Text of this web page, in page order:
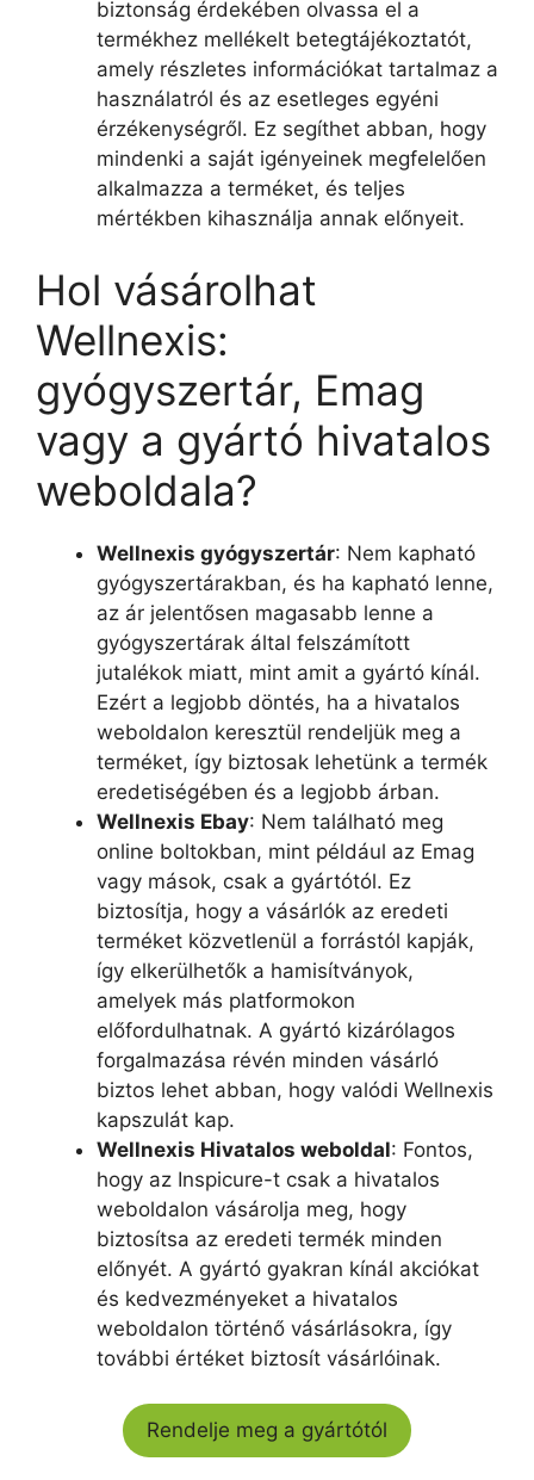
biztonság érdekében olvassa el a
termékhez mellékelt betegtájékoztatót,
amely részletes információkat tartalmaz a
használatról és az esetleges egyéni
érzékenységről. Ez segíthet abban, hogy
mindenki a saját igényeinek megfelelően
alkalmazza a terméket, és teljes
mértékben kihasználja annak előnyeit.
Hol vásárolhat
Wellnexis:
gyógyszertár, Emag
vagy a gyártó hivatalos
weboldala?
Wellnexis gyógyszertár: Nem kapható
gyógyszertárakban, és ha kapható lenne,
az ár jelentősen magasabb lenne a
gyógyszertárak által felszámított
jutalékok miatt, mint amit a gyártó kínál.
Ezért a legjobb döntés, ha a hivatalos
weboldalon keresztül rendeljük meg a
terméket, így biztosak lehetünk a termék
eredetiségében és a legjobb árban.
Wellnexis Ebay: Nem található meg
online boltokban, mint például az Emag
vagy mások, csak a gyártótól. Ez
biztosítja, hogy a vásárlók az eredeti
terméket közvetlenül a forrástól kapják,
így elkerülhetők a hamisítványok,
amelyek más platformokon
előfordulhatnak. A gyártó kizárólagos
forgalmazása révén minden vásárló
biztos lehet abban, hogy valódi Wellnexis
kapszulát kap.
Wellnexis Hivatalos weboldal: Fontos,
hogy az Inspicure-t csak a hivatalos
weboldalon vásárolja meg, hogy
biztosítsa az eredeti termék minden
előnyét. A gyártó gyakran kínál akciókat
és kedvezményeket a hivatalos
weboldalon történő vásárlásokra, így
további értéket biztosít vásárlóinak.
Rendelje meg a gyártótól